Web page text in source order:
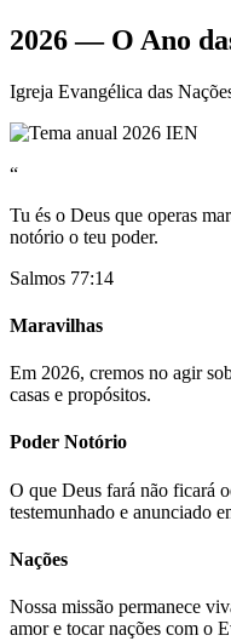
2026 — O Ano
Igreja Evangélica das
“
Tu és o Deus que operas
notório o teu poder.
Salmos 77:14
Maravilhas
Em 2026, cremos no agir
casas e propósitos.
Poder Notório
O que Deus fará não ficará
testemunhado e anunciado
Nações
Nossa missão permanece
amor e tocar nações com o